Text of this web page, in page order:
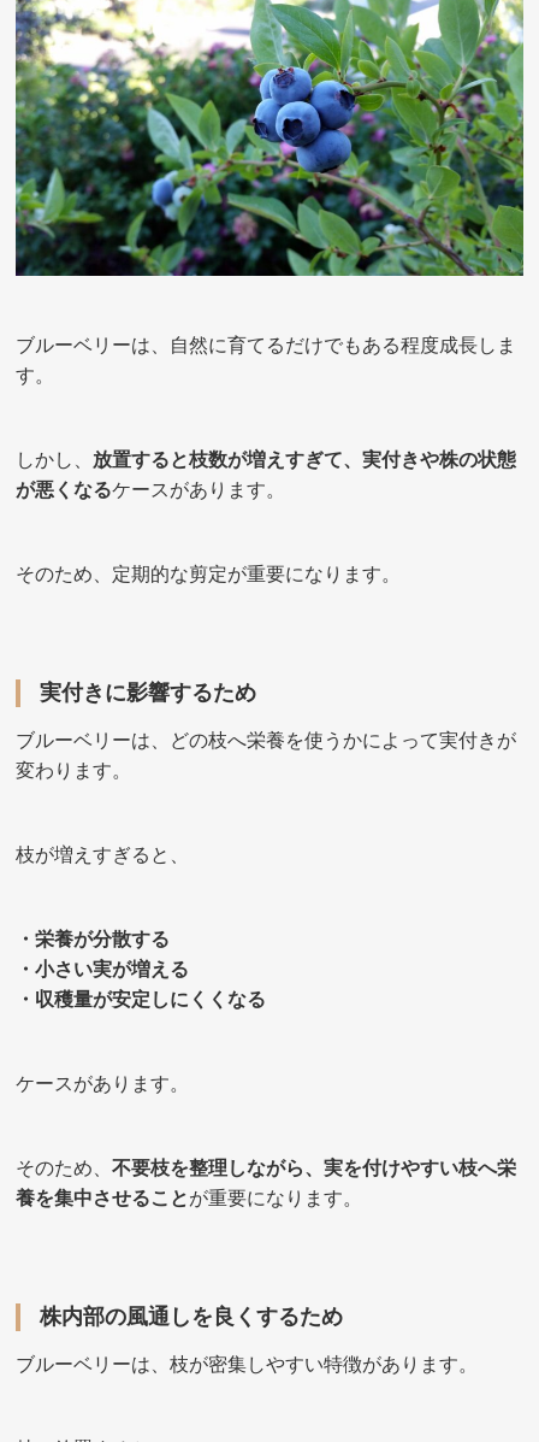
ブルーベリーは、自然に育てるだけでもある程度成長しま
す。
しかし、 放置すると枝数が増えすぎて、実付きや株の状態
が悪くなるケースがあります。
そのため、定期的な剪定が重要になります。
実付きに影響するため
ブルーベリーは、どの枝へ栄養を使うかによって実付きが
変わります。
枝が増えすぎると、
・栄養が分散する
・小さい実が増える
・収穫量が安定しにくくなる
ケースがあります。
そのため、不要枝を整理しながら、実を付けやすい枝へ栄
養を集中させることが重要になります。
株内部の風通しを良くするため
ブルーベリーは、枝が密集しやすい特徴があります。